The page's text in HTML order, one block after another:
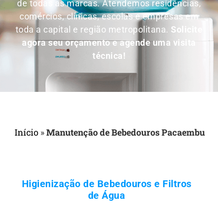
de todas as marcas. Atendemos residências,
comércios, clínicas, escolas e empresas em
toda a capital e região metropolitana. Solicite
agora seu orçamento e agende uma visita
técnica!
Início »Manutenção de Bebedouros Pacaembu
Higienização de Bebedouros e Filtros
de Água